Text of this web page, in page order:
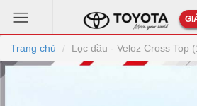
Trang chủ Lọc dầu - Veloz Cross Top